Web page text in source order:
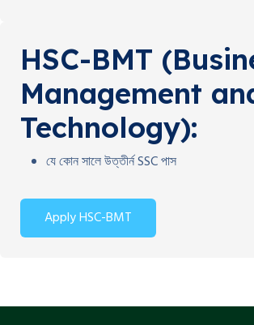
HSC-BMT
Management
Technology):
যে কোন সালে উত্তীর্ন SSC পাস
Apply HSC-BMT